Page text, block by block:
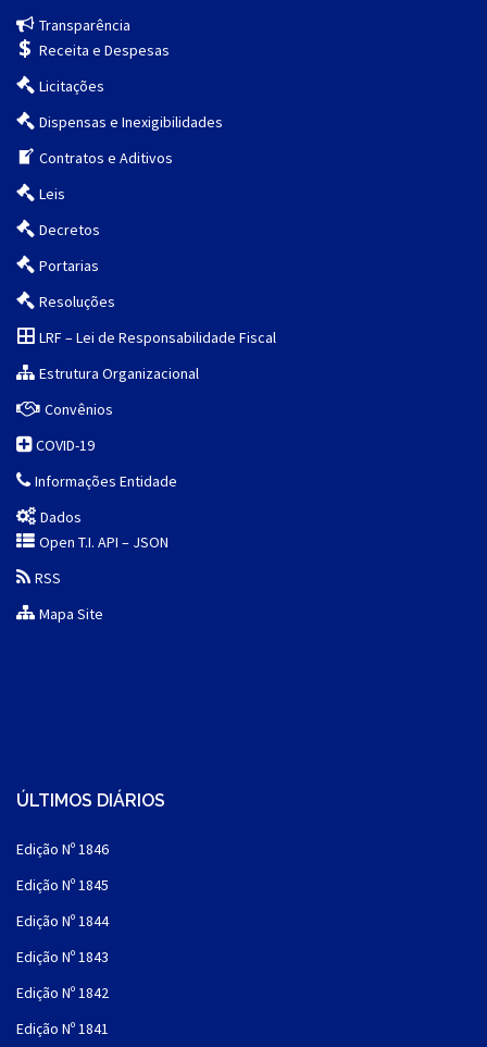
Transparência
Receita e Despesas
Licitações
Dispensas e Inexigibilidades
Contratos e Aditivos
Leis
Decretos
Portarias
Resoluções
LRF – Lei de Responsabilidade Fiscal
Estrutura Organizacional
Convênios
COVID-19
Informações Entidade
Dados
Open T.I. API – JSON
RSS
Mapa Site
ÚLTIMOS DIÁRIOS
Edição Nº 1846
Edição Nº 1845
Edição Nº 1844
Edição Nº 1843
Edição Nº 1842
Edição Nº 1841